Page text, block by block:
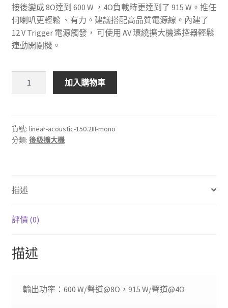
接後變成 8Ω達到 600 W ，4Ω負載時更達到了 915 W。推任
何喇叭更輕鬆 、有力。建議搭配高品質電源線。內建了
12 V Trigger 電源觸發， 可使用 AV 環繞擴大機遙控器輕鬆
連動開關機。
M
Mono
為
台）
加入購物車
貨號: linear-acoustic-150.2III-mono
分類: 後級擴大機
描述
評價 (0)
描述
輸出功率：600 W/聲道@8Ω，915 W/聲道@4Ω